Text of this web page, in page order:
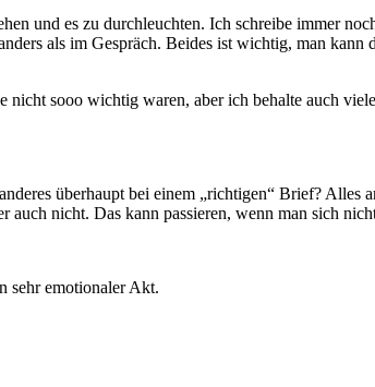
und es zu durchleuchten. Ich schreibe immer
als im Gespräch. Beides ist wichtig, man kann
sooo wichtig waren, aber ich behalte auch
überhaupt bei einem „richtigen“ Brief?
nicht. Das kann passieren, wenn man sich
sehr emotionaler Akt.